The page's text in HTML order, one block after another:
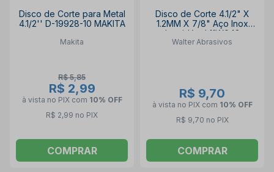
Disco de Corte para Metal
4.1/2'' D-19928-10 MAKITA
Makita
R$ 5,85
R$ 2,99
à vista no PIX com 10% OFF
R$ 2,99 no PIX
COMPRAR
Disco de Corte 4.1/2" X
1.2MM X 7/8" Aço Inox
Inoxidável 11W042
ALLSTEEL WALTER
Walter Abrasivos
R$ 9,70
à vista no PIX com 10% OFF
R$ 9,70 no PIX
COMPRAR